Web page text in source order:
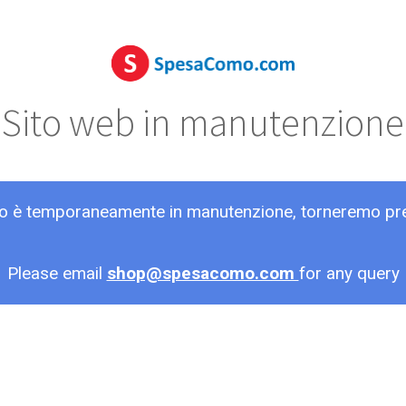
Sito web in manutenzione
è temporaneamente in manutenzione, torneremo
Please email shop@spesacomo.com for any query